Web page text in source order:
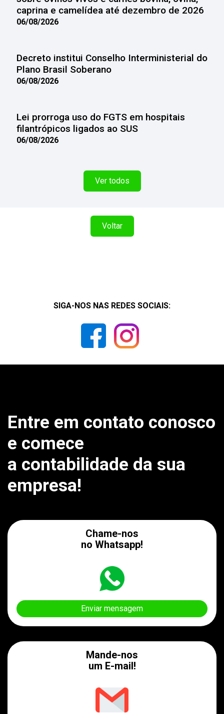
caprina e camelídea até dezembro de 2026
06/08/2026
Decreto institui Conselho Interministerial do
Plano Brasil Soberano
06/08/2026
Lei prorroga uso do FGTS em hospitais
filantrópicos ligados ao SUS
06/08/2026
Ver todos
Voltar
SIGA-NOS NAS REDES SOCIAIS:
Entre em contato conosco
e comece
a contabilidade da sua
empresa!
Chame-nos
no Whatsapp!
Enviar mensagem
Mande-nos
um E-mail!